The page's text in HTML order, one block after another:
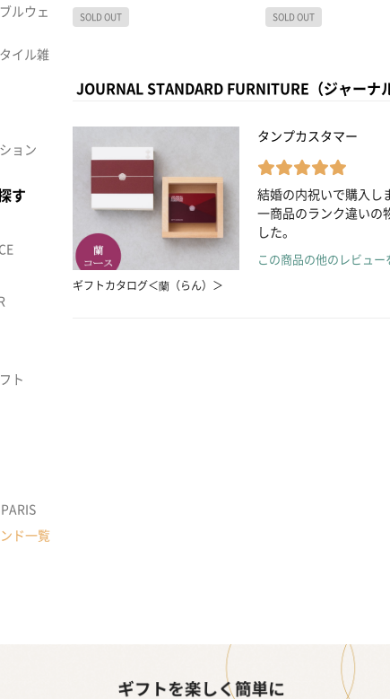
ルウェ
イル雑
ョン
す
ト
ド一覧
JOURNAL STANDARD FURNITURE（ジャー
ギフトカタログ＜蘭（らん）＞
タンプカスタマー
結婚の内祝いで購入し
一商品のランク違いの
した。
この商品の他のレビュー